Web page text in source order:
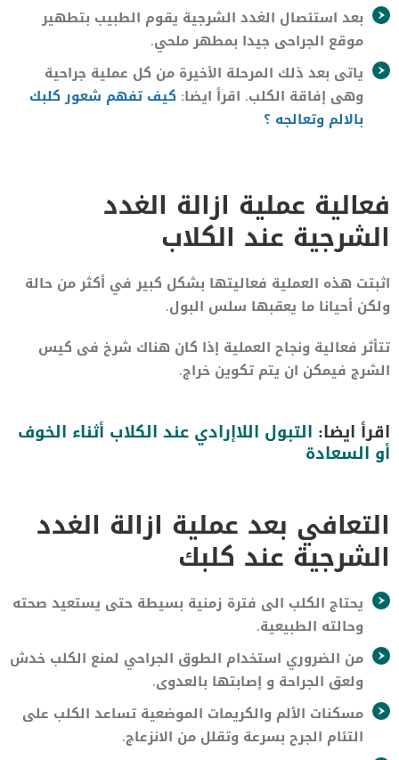
بعد استئصال الغدد الشرجية يقوم الطبيب بتطهير
موقع الجراحى جيدا بمطهر ملحي.
ياتى بعد ذلك المرحلة الأخيرة من كل عملية جراحية
وهى إفاقة الكلب. اقرأ ايضا: كيف تفهم شعور كلبك
بالالم وتعالجه ؟
فعالية عملية ازالة الغدد
الشرجية عند الكلاب
اثبتت هذه العملية فعاليتها بشكل كبير في أكثر من حالة
ولكن أحيانا ما يعقبها سلس البول.
تتأثر فعالية ونجاح العملية إذا كان هناك شرخ فى كيس
الشرج فيمكن ان يتم تكوين خراج.
اقرأ ايضا: التبول اللاإرادي عند الكلاب أثناء الخوف
أو السعادة
التعافي بعد عملية ازالة الغدد
الشرجية عند كلبك
يحتاج الكلب الى فترة زمنية بسيطة حتى يستعيد صحته
وحالته الطبيعية.
من الضروري استخدام الطوق الجراحي لمنع الكلب خدش
ولعق الجراحة و إصابتها بالعدوى.
مسكنات الألم والكريمات الموضعية تساعد الكلب على
التئام الجرح بسرعة وتقلل من الانزعاج.